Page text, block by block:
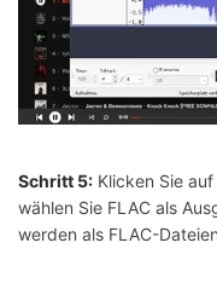
Schritt 5: Klicken Sie auf
wählen Sie FLAC als
werden als FLAC-